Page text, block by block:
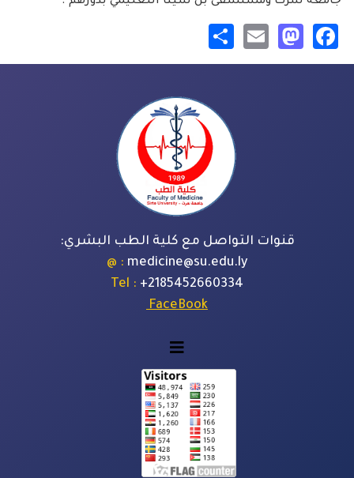
Facebook
Mastodon
Email
قنوات التواصل مع كلية الطب البشري:
medicine@su.edu.ly
: @
2185452660334
+
: Tel
FaceBook